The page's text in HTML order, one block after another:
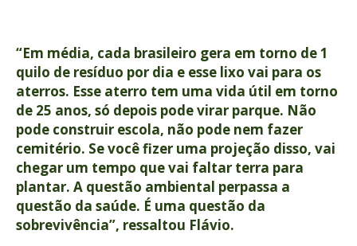
“Em média, cada brasileiro gera em torno de 1
quilo de resíduo por dia e esse lixo vai para os
aterros. Esse aterro tem uma vida útil em torno
de 25 anos, só depois pode virar parque. Não
pode construir escola, não pode nem fazer
cemitério. Se você fizer uma projeção disso, vai
chegar um tempo que vai faltar terra para
plantar. A questão ambiental perpassa a
questão da saúde. É uma questão da
sobrevivência”, ressaltou Flávio.